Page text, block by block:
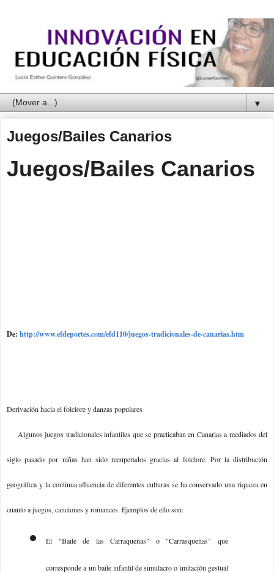
▼
Juegos/Bailes Canarios
Juegos/Bailes Canarios
De: http://www.efdeportes.com/efd110/juegos-tradicionales-de-canarias.htm
Derivación hacia el folclore y danzas populares
Algunos juegos tradicionales infantiles que se practicaban en Canarias a mediados del
siglo pasado por niñas han sido recuperados gracias al folclore. Por la distribución
geográfica y la continua afluencia de diferentes culturas se ha conservado una riqueza en
cuanto a juegos, canciones y romances. Ejemplos de ello son:
El "Baile de las Carraqueñas" o "Carrasqueñas" que
corresponde a un baile infantil de simulacro o imitación gestual